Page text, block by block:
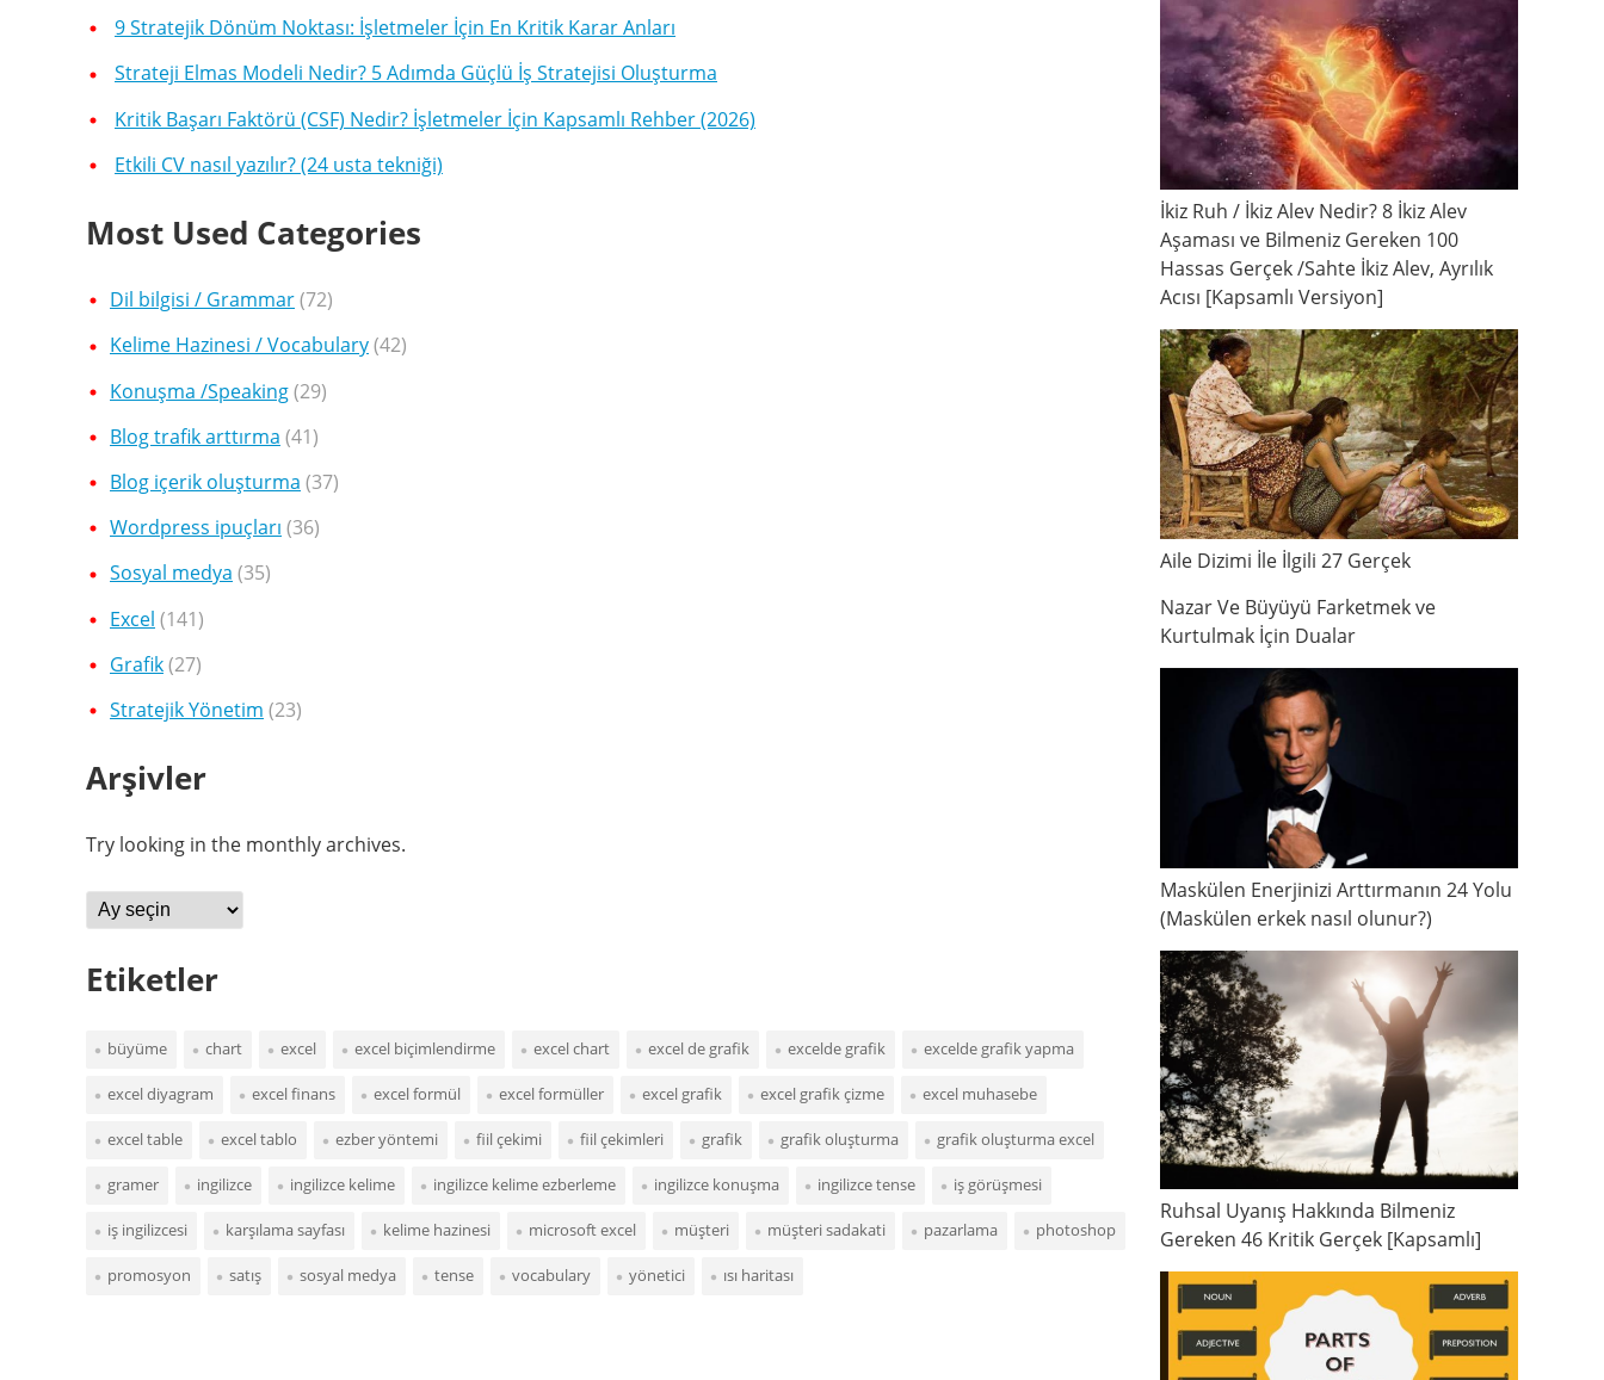
9 Stratejik Dönüm Noktası: İşletmeler İçin En Kritik Karar Anları
Strateji Elmas Modeli Nedir? 5 Adımda Güçlü İş Stratejisi Oluşturma
Kritik Başarı Faktörü (CSF) Nedir? İşletmeler İçin Kapsamlı Rehber (2026)
Etkili CV nasıl yazılır? (24 usta tekniği)
Most Used Categories
Dil bilgisi / Grammar(72)
Kelime Hazinesi / Vocabulary(42)
Konuşma /Speaking(29)
Blog trafik arttırma (41)
Blog içerik oluşturma (37)
Wordpress ipuçları (36)
Sosyal medya (35)
Excel (141)
Grafik(27)
Stratejik Yönetim (23)
Arşivler
Try looking in the monthly archives.
Arşivler
Etiketler
büyüme chart excel excel biçimlendirme excel chart excel de grafik excelde grafik excelde grafik yapma
excel diyagram excel finans excel formül excel formüller excel grafik excel grafik çizme excel muhasebe
excel table excel tablo ezber yöntemi fiil çekimi fiil çekimleri grafik grafik oluşturma grafik oluşturma excel
gramer ingilizce ingilizce kelime ingilizce kelime ezberleme ingilizce konuşma ingilizce tense iş görüşmesi
iş ingilizcesi karşılama sayfası kelime hazinesi microsoft excel müşteri müşteri sadakati pazarlama photoshop
promosyon satış sosyal medya tense vocabulary yönetici ısı haritası
İkiz Ruh / İkiz Alev Nedir? 8 İkiz Alev
Aşaması ve Bilmeniz Gereken 100
Hassas Gerçek /Sahte İkiz Alev, Ayrılık
Acısı [Kapsamlı Versiyon]
Aile Dizimi İle İlgili 27 Gerçek
Nazar Ve Büyüyü Farketmek ve
Kurtulmak İçin Dualar
Maskülen Enerjinizi Arttırmanın 24 Yolu
(Maskülen erkek nasıl olunur?)
Ruhsal Uyanış Hakkında Bilmeniz
Gereken 46 Kritik Gerçek [Kapsamlı]